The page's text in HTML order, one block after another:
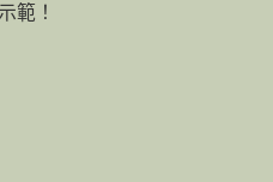
範！